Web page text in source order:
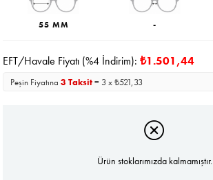
55 MM -
EFT/Havale Fiyatı (%4 İndirim):₺1.501,44
Peşin Fiyatına3 Taksit= 3 x ₺521,33
Ürün stoklarımızda kalmamıştır.